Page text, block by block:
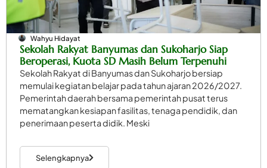
Wahyu Hidayat
Sekolah Rakyat Banyumas dan Sukoharjo Siap
Beroperasi, Kuota SD Masih Belum Terpenuhi
Sekolah Rakyat di Banyumas dan Sukoharjo bersiap
memulai kegiatan belajar pada tahun ajaran 2026/2027.
Pemerintah daerah bersama pemerintah pusat terus
mematangkan kesiapan fasilitas, tenaga pendidik, dan
penerimaan peserta didik. Meski
Selengkapnya